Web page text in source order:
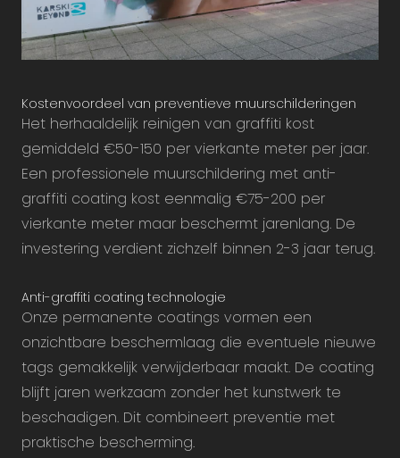
Kostenvoordeel van preventieve muurschilderingen
Het herhaaldelijk reinigen van graffiti kost
gemiddeld €50-150 per vierkante meter per jaar.
Een professionele muurschildering met anti-
graffiti coating kost eenmalig €75-200 per
vierkante meter maar beschermt jarenlang. De
investering verdient zichzelf binnen 2-3 jaar terug.
Anti-graffiti coating technologie
Onze permanente coatings vormen een
onzichtbare beschermlaag die eventuele nieuwe
tags gemakkelijk verwijderbaar maakt. De coating
blijft jaren werkzaam zonder het kunstwerk te
beschadigen. Dit combineert preventie met
praktische bescherming.